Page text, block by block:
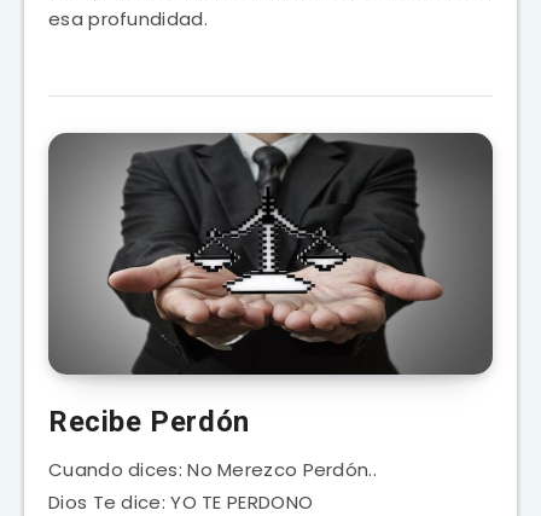
esa profundidad.
Recibe Perdón
Cuando dices: No Merezco Perdón..
Dios Te dice: YO TE PERDONO